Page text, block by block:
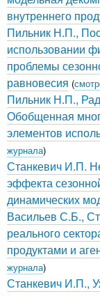
внутреннего
Пильник Н.П.,
использовании
проблемы
равновесия (
Пильник Н.П.,
Обобщенная
элементов
журнала)
Станкевич И.П.
эффекта
динамических
Васильев С.Б.,
реального
продуктами и
журнала)
Станкевич И.П.,